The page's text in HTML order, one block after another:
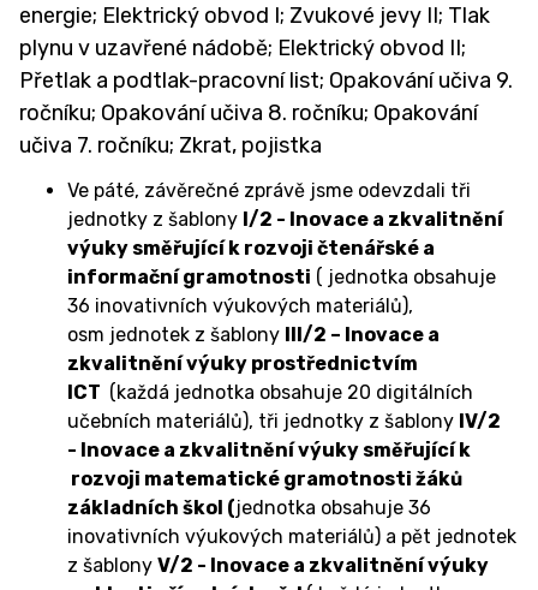
energie; Elektrický obvod I; Zvukové jevy II; Tlak
plynu v uzavřené nádobě; Elektrický obvod II;
Přetlak a podtlak-pracovní list; Opakování učiva 9.
ročníku; Opakování učiva 8. ročníku; Opakování
učiva 7. ročníku; Zkrat, pojistka
Ve páté, závěrečné zprávě jsme odevzdali tři
jednotky z šablony I/2 - Inovace a zkvalitnění
výuky směřující k rozvoji čtenářské a
informační gramotnosti ( jednotka obsahuje
36 inovativních výukových materiálů),
osm jednotek z šablony III/2 – Inovace a
zkvalitnění výuky prostřednictvím
ICT (každá jednotka obsahuje 20 digitálních
učebních materiálů), tři jednotky z šablony IV/2
- Inovace a zkvalitnění výuky směřující k
rozvoji matematické gramotnosti žáků
základních škol (jednotka obsahuje 36
inovativních výukových materiálů) a pět jednotek
z šablony V/2 - Inovace a zkvalitnění výuky